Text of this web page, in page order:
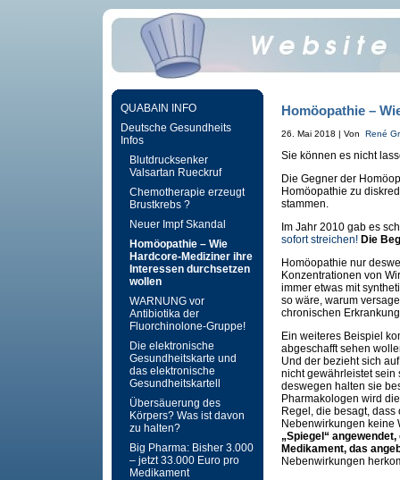
QUABAIN INFO
Deutsche Gesundheits
Infos
Blutdrucksenker
Valsartan Rueckruf
Chemotherapie erzeugt
Brustkrebs ?
Neuer Impf Skandal
Homöopathie – Wie
Hardcore-Mediziner ihre
Interessen durchsetzen
wollen
WARNUNG vor
Antibiotika der
Fluorchinolone-Gruppe!
Die elektronische
Gesundheitskarte und
das elektronische
Gesundheitskartell
Übersäuerung des
Körpers? Was ist davon
zu halten?
Big Pharma: Bisher 3.000
– jetzt 33.000 Euro pro
Medikament
Homöopathie –
26. Mai 2018 | Von René
Sie können es nicht
Die Gegner der
Homöopathie zu
stammen.
Im Jahr 2010 gab es
sofort streichen! Die
Homöopathie nur
Konzentrationen von
immer etwas mit
so wäre, warum
chronischen
Ein weiteres Beispiel
abgeschafft sehen
Und der bezieht sich
nicht gewährleistet sein
deswegen halten sie
Pharmakologen wird
Regel, die besagt,
Nebenwirkungen keine
„Spiegel“
Medikament, das
Nebenwirkungen